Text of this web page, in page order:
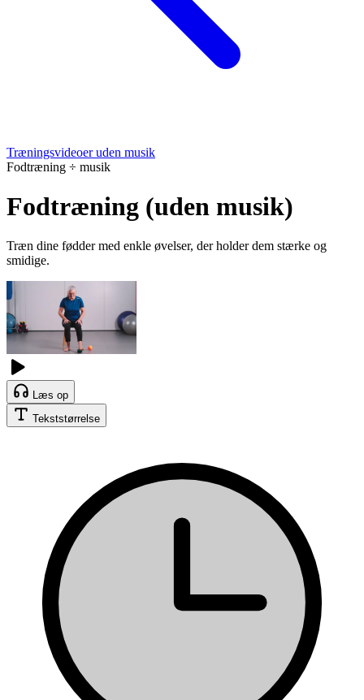
Træningsvideoer uden musik
Fodtræning ÷ musik
Fodtræning (uden musik)
Træn dine fødder med enkle øvelser, der holder dem stærke og
smidige.
Læs op
Tekststørrelse